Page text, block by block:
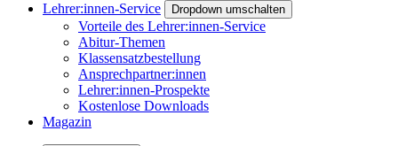
Lehrer:innen-Service
Dropdown umschalten
Vorteile des Lehrer:innen-Service
Abitur-Themen
Klassensatzbestellung
Ansprechpartner:innen
Lehrer:innen-Prospekte
Kostenlose Downloads
Magazin